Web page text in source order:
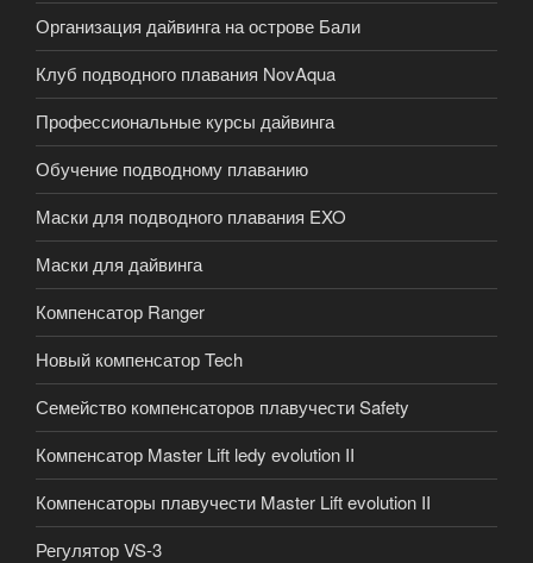
Организация дайвинга на острове Бали
Клуб подводного плавания NovAqua
Профессиональные курсы дайвинга
Обучение подводному плаванию
Маски для подводного плавания EXO
Маски для дайвинга
Компенсатор Ranger
Новый компенсатор Tech
Семейство компенсаторов плавучести Safety
Компенсатор Master Lift ledy evolution II
Компенсаторы плавучести Master Lift evolution II
Регулятор VS-3